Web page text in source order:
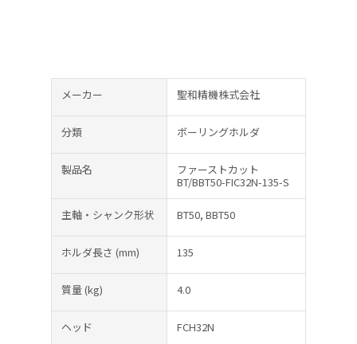
メーカー 聖和精機株式会社
分類 ボーリングホルダ
製品名
ファーストカット
BT/BBT50-FIC32N-135-S
主軸・シャンク形状 BT50, BBT50
ホルダ長さ (mm) 135
質量(kg) 4.0
ヘッド FCH32N